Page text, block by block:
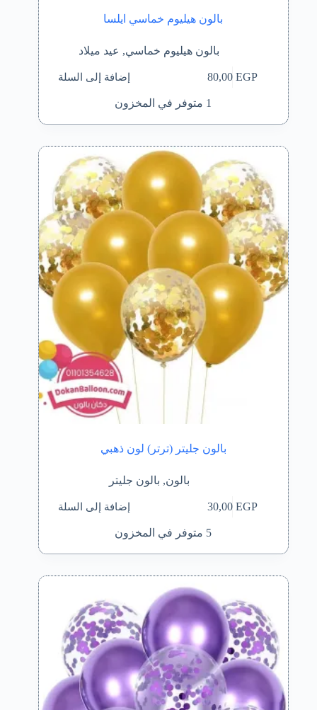
بالون هيليوم خماسي ايلسا
بالون هيليوم خماسي, عيد ميلاد
80,00EGP إضافة إلى السلة
1 متوفر في المخزون
بالون جليتر (ترتر) لون ذهبي
بالون, بالون جليتر
30,00EGP إضافة إلى السلة
5 متوفر في المخزون